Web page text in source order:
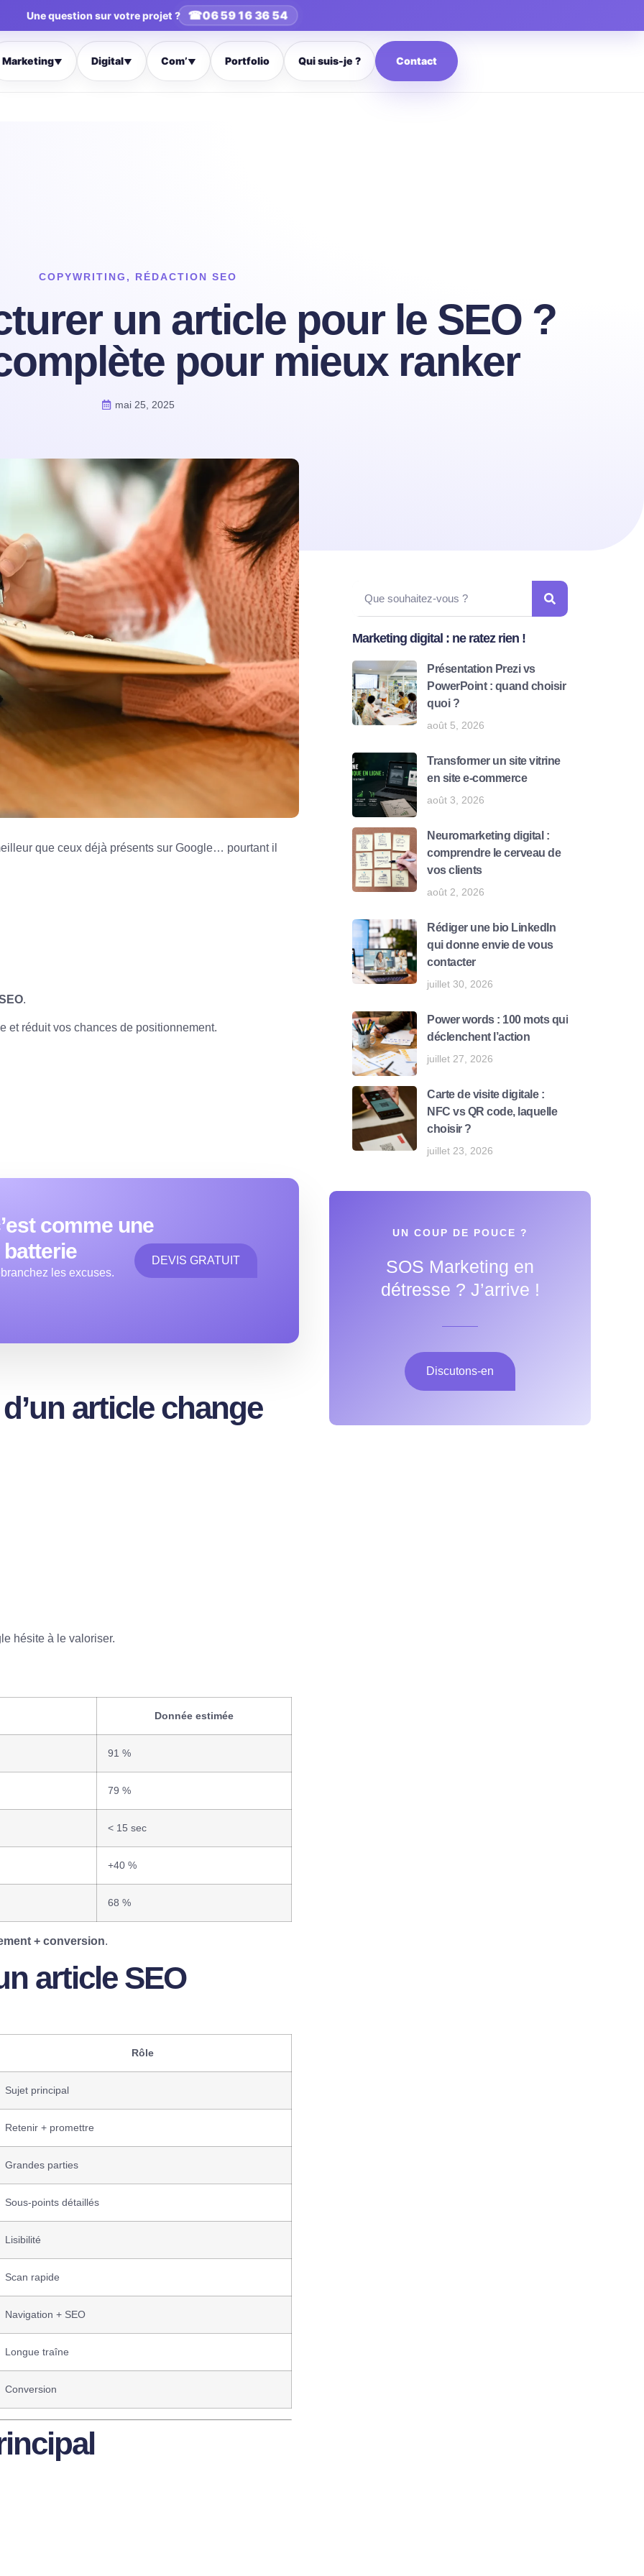
Une question sur votre projet ? ☎06 59 16 36 54
Marketing▼ Digital▼ Com’▼ Portfolio Qui suis-je ? Contact
COPYWRITING , RÉDACTION SEO
un article pour le SEO ?
pour mieux ranker
mai 25, 2025
que ceux déjà présents sur Google… pourtant il
.
et réduit vos chances de positionnement.
comme une
les excuses.
DEVIS GRATUIT
article change
hésite à le valoriser.
Donnée estimée
91 %
79 %
< 15 sec
+40 %
68 %
+ conversion.
article SEO
Rôle
Sujet principal
Retenir + promettre
Grandes parties
Sous-points détaillés
Lisibilité
Scan rapide
Navigation + SEO
Longue traîne
Conversion
Marketing digital : ne ratez rien !
Présentation Prezi vs
PowerPoint : quand choisir
quoi ?
août 5, 2026
Transformer un site vitrine
en site e-commerce
août 3, 2026
Neuromarketing digital :
comprendre le cerveau de
vos clients
août 2, 2026
Rédiger une bio LinkedIn
qui donne envie de vous
contacter
juillet 30, 2026
Power words : 100 mots qui
déclenchent l’action
juillet 27, 2026
Carte de visite digitale :
NFC vs QR code, laquelle
choisir ?
juillet 23, 2026
UN COUP DE POUCE ?
SOS Marketing en
détresse ? J’arrive !
Discutons-en